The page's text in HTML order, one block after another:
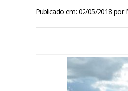
Publicado em: 02/05/2018 por